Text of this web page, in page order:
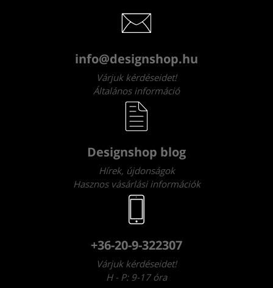
info@designshop.hu
Várjuk kérdéseidet!
Általános információ
Designshop blog
Hírek, újdonságok
Hasznos vásárlási információk
+36-20-9-322307
Várjuk kérdéseidet!
H - P: 9-17 óra